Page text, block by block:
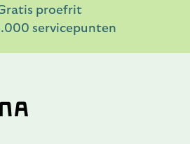
proefrit
servicepunten